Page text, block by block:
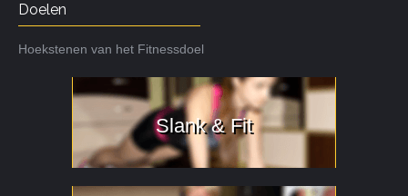
Doelen
Hoekstenen van het Fitnessdoel
Slank & Fit